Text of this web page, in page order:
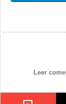
Leer